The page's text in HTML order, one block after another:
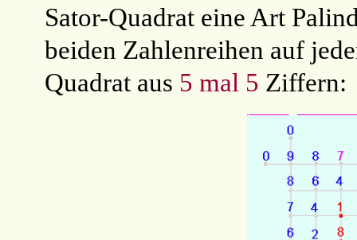
Sator-Quadrat eine Art
beiden Zahlenreihen auf
Quadrat aus 5 mal 5 Ziffern: